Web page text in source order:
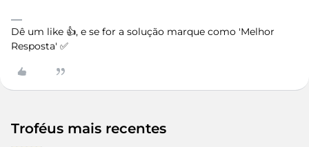
Dê um like 👍, e se for a solução marque como 'Melhor
Resposta' ✅
Troféus mais recentes